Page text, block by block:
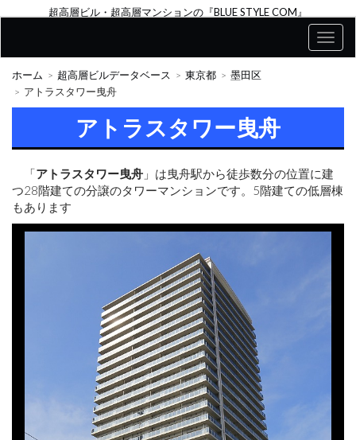
超高層ビル・超高層マンションの『BLUE STYLE COM』
ホーム 超高層ビルデータベース 東京都
墨田区
アトラスタワー曳舟
アトラスタワー曳舟
「アトラスタワー曳舟 」は曳舟駅から徒歩数分の位置に建
つ28階建ての分譲のタワーマンションです。5階建ての低層棟
もあります